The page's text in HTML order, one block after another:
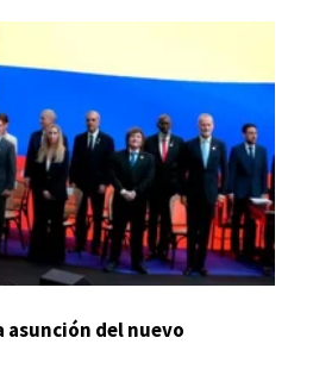
asunción del nuevo